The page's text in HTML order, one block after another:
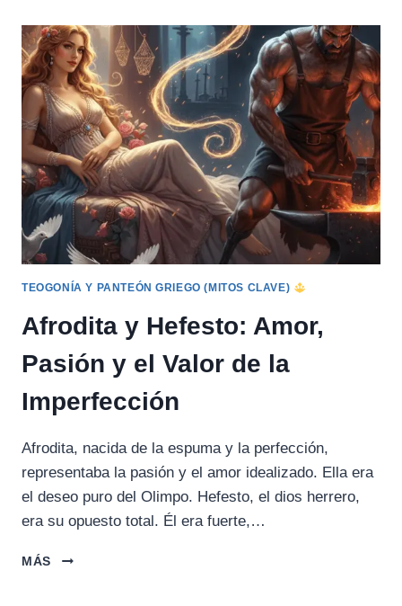
Y
LA
FUERZA
DE
LA
NATURALEZA
INTERNA
TEOGONÍA Y PANTEÓN GRIEGO (MITOS CLAVE)
Afrodita y Hefesto: Amor,
Pasión y el Valor de la
Imperfección
Afrodita, nacida de la espuma y la perfección,
representaba la pasión y el amor idealizado. Ella era
el deseo puro del Olimpo. Hefesto, el dios herrero,
era su opuesto total. Él era fuerte,…
MÁS
AFRODITA